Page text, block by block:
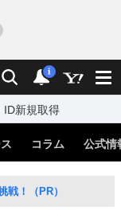
検索 通知
i
ID新規取得
コラム 公式情
戦！（PR）